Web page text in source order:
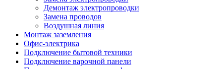
Демонтаж электропроводки
Замена проводов
Воздушная линия
Монтаж заземления
Офис-электрика
Подключение бытовой техники
Подключение варочной панели